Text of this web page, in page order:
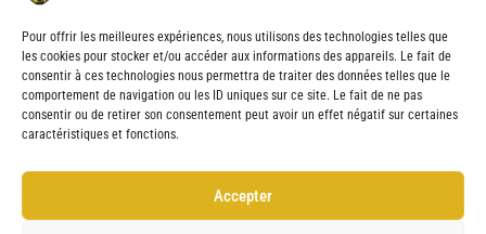
Pour offrir les meilleures expériences, nous utilisons des technologies telles que
les cookies pour stocker et/ou accéder aux informations des appareils. Le fait de
consentir à ces technologies nous permettra de traiter des données telles que le
comportement de navigation ou les ID uniques sur ce site. Le fait de ne pas
consentir ou de retirer son consentement peut avoir un effet négatif sur certaines
caractéristiques et fonctions.
Accepter
Nos partenaires
Mentions Légales
Conditions générales de vente
Politique de cookies (UE)